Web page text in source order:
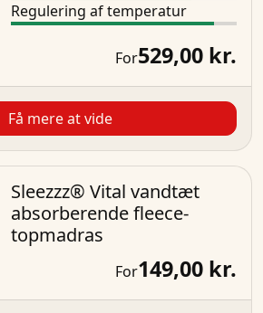
Regulering af temperatur
For529,00 kr.
Få mere at vide
Sleezzz® Vital vandtæt
absorberende fleece-
topmadras
For149,00 kr.